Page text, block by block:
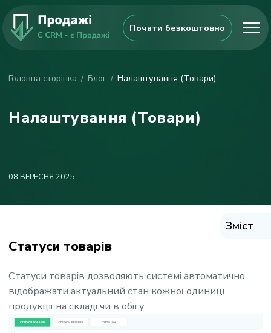
Почати безкоштовно
Головна сторінка Блог Налаштування (Товари)
Налаштування (Товари)
08 ВЕРЕСНЯ 2025
Статуси товарів
Статуси товарів дозволяють системі автоматично
відображати актуальний стан кожної одиниці
продукції на складі чи в обігу.
Зміст